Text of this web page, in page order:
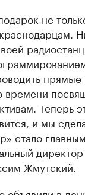
не
прямые
времени
Теперь
и мы
стало
Жмутский.